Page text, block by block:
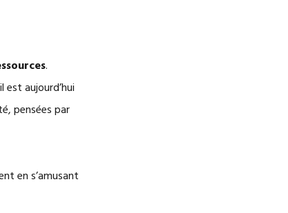
.
aujourd’hui
pensées par
en s’amusant